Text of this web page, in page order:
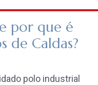
por que é
de Caldas?
polo industrial